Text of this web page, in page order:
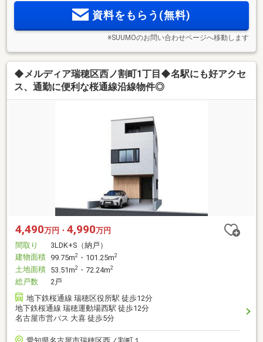
資料をもらう(無料)
※SUUMOのお問い合わせページへ移動します
◆メルディア瑞穂区西ノ割町1丁目◆名駅にも好アクセ
ス、通勤に便利な桜通線沿線物件◎
4,490万円・ 4,990万円
間取り
3LDK+S（納戸）
建物面積 99.75m2 ・101.25m2
土地面積 53.51m2 ・72.24m2
総戸数
2戸
地下鉄桜通線 瑞穂区役所駅 徒歩12分
地下鉄桜通線 瑞穂運動場西駅 徒歩12分
名古屋市営バス 大喜 徒歩5分